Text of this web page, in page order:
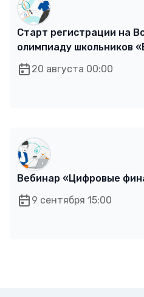
Старт регистрации на
олимпиаду школьников
20 августа 00:00
Вебинар «Цифровые
9 сентября 15:00